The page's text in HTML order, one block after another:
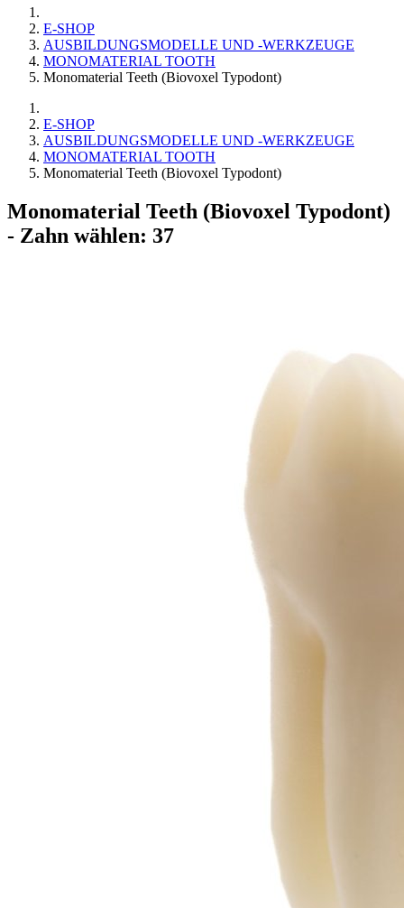
E-SHOP
AUSBILDUNGSMODELLE UND -WERKZEUGE
MONOMATERIAL TOOTH
Monomaterial Teeth (Biovoxel Typodont)
E-SHOP
AUSBILDUNGSMODELLE UND -WERKZEUGE
MONOMATERIAL TOOTH
Monomaterial Teeth (Biovoxel Typodont)
Monomaterial Teeth (Biovoxel Typodont)
- Zahn wählen: 37